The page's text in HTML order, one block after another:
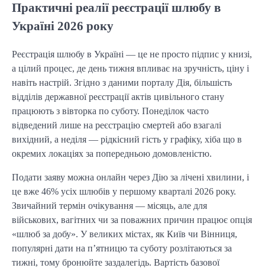
Практичні реалії реєстрації шлюбу в
Україні 2026 року
Реєстрація шлюбу в Україні — це не просто підпис у книзі,
а цілий процес, де день тижня впливає на зручність, ціну і
навіть настрій. Згідно з даними порталу Дія, більшість
відділів державної реєстрації актів цивільного стану
працюють з вівторка по суботу. Понеділок часто
відведений лише на реєстрацію смертей або взагалі
вихідний, а неділя — рідкісний гість у графіку, хіба що в
окремих локаціях за попередньою домовленістю.
Подати заяву можна онлайн через Дію за лічені хвилини, і
це вже 46% усіх шлюбів у першому кварталі 2026 року.
Звичайний термін очікування — місяць, але для
військових, вагітних чи за поважних причин працює опція
«шлюб за добу». У великих містах, як Київ чи Вінниця,
популярні дати на п’ятницю та суботу розлітаються за
тижні, тому бронюйте заздалегідь. Вартість базової